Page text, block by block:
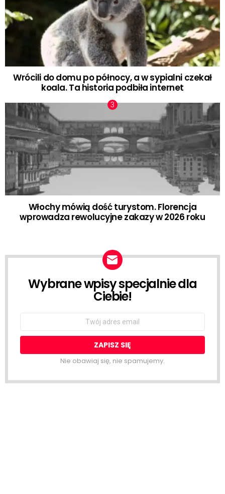
Wrócili do domu po północy, a w sypialni czekał
koala. Ta historia podbiła internet
Włochy mówią dość turystom. Florencja
wprowadza rewolucyjne zakazy w 2026 roku
NEWSLETTER
Wybrane wpisy specjalnie dla
Ciebie!
Email
Nie obawiaj się, nie spamujemy.